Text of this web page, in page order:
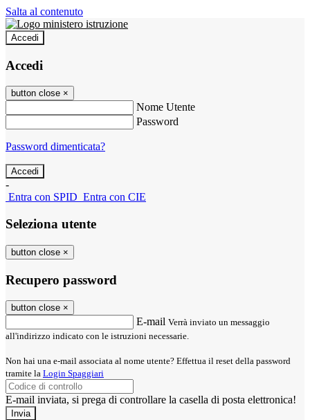
Salta al contenuto
Accedi
Accedi
button close ×
Nome Utente
Password
Password dimenticata?
-
Entra con SPID Entra con CIE
Seleziona utente
button close ×
Recupero password
button close ×
E-mail Verrà inviato un messaggio
all'indirizzo indicato con le istruzioni necessarie.
Non hai una e-mail associata al nome utente? Effettua il reset della password
tramite la Login Spaggiari
E-mail inviata, si prega di controllare la casella di posta elettronica!